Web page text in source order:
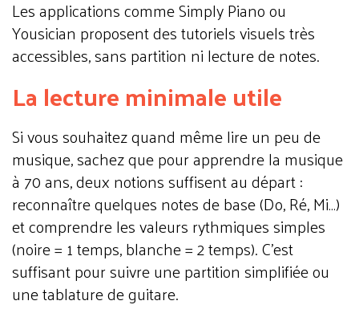
Les applications comme Simply Piano ou
Yousician proposent des tutoriels visuels très
accessibles, sans partition ni lecture de notes.
La lecture minimale utile
Si vous souhaitez quand même lire un peu de
musique, sachez que pour apprendre la musique
à 70 ans, deux notions suffisent au départ :
reconnaître quelques notes de base (Do, Ré, Mi…)
et comprendre les valeurs rythmiques simples
(noire = 1 temps, blanche = 2 temps). C'est
suffisant pour suivre une partition simplifiée ou
une tablature de guitare.